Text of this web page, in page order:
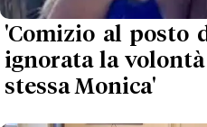
'Comizio al posto
ignorata la
stessa Monica'